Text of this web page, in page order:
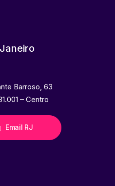
Barroso, 63
– Centro
Email RJ